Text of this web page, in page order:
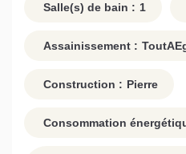
Salle(s) de bain : 1
Assainissement :
Construction : Pierre
Consommation